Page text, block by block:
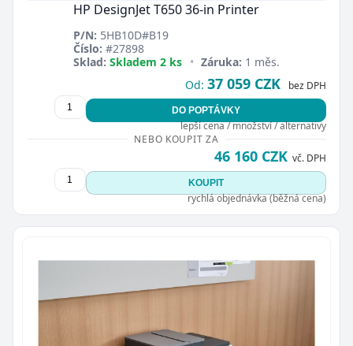
HP DesignJet T650 36-in Printer
P/N: 5HB10D#B19
Číslo: #27898
Sklad: Skladem 2 ks • Záruka: 1 měs.
Od: 37 059 CZK bez DPH
DO POPTÁVKY
lepší cena / množství / alternativy
NEBO KOUPIT ZA
46 160 CZK vč. DPH
KOUPIT
rychlá objednávka (běžná cena)